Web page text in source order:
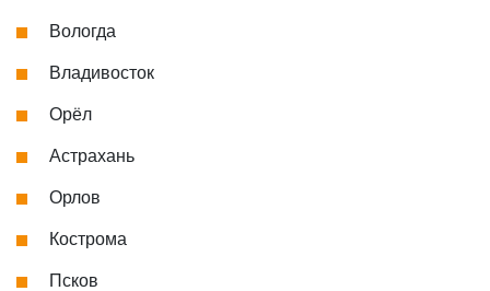
Вологда
Владивосток
Орёл
Астрахань
Орлов
Кострома
Псков